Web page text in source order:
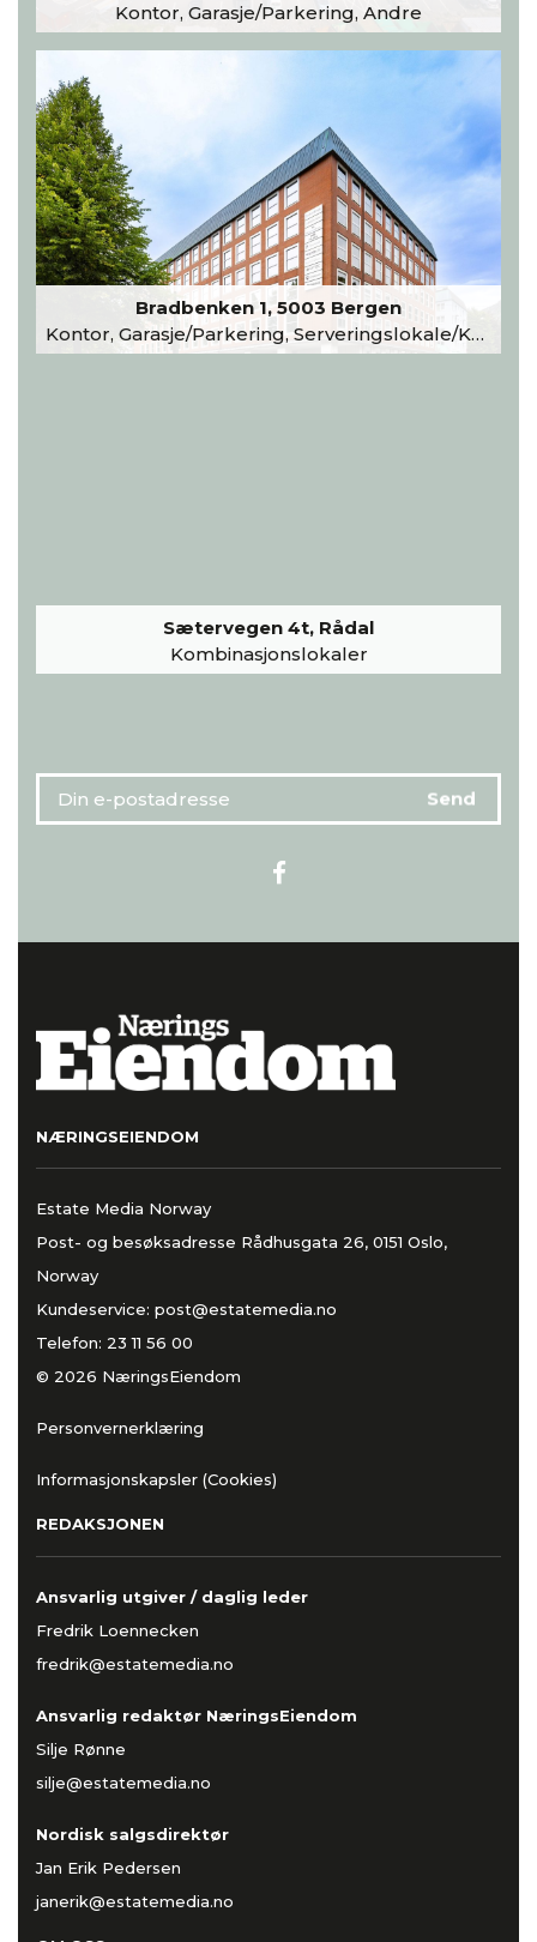
Kontor, Garasje/Parkering, Andre
Bradbenken 1, 5003 Bergen
Kontor, Garasje/Parkering, Serveringslokale/Kantine, Undervisning/Arrangement
Sætervegen 4t, Rådal
Kombinasjonslokaler
NÆRINGSEIENDOM
Estate Media Norway
Post- og besøksadresse Rådhusgata 26, 0151 Oslo,
Norway
Kundeservice: post@estatemedia.no
Telefon: 23 11 56 00
© 2026 NæringsEiendom
Personvernerklæring
Informasjonskapsler (Cookies)
REDAKSJONEN
Ansvarlig utgiver / daglig leder
Fredrik Loennecken
fredrik@estatemedia.no
Ansvarlig redaktør NæringsEiendom
Silje Rønne
silje@estatemedia.no
Nordisk salgsdirektør
Jan Erik Pedersen
janerik@estatemedia.no